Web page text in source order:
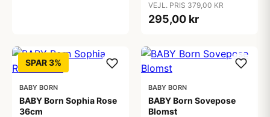
VEJL. PRIS 379,00 KR
295,00 kr
SPAR 3%
BABY BORN
BABY Born Sophia Rose
36cm
BABY BORN
BABY Born Sovepose
Blomst